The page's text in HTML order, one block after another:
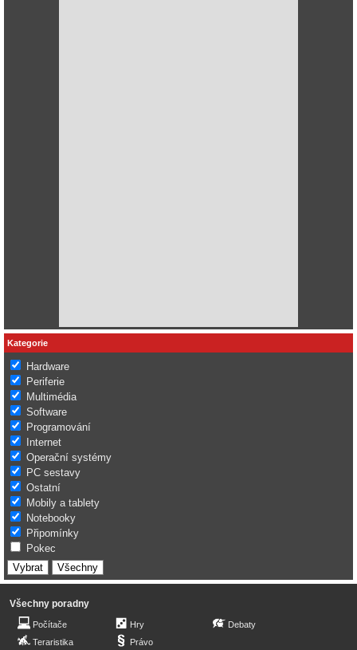
Kategorie
Hardware
Periferie
Multimédia
Software
Programování
Internet
Operační systémy
PC sestavy
Ostatní
Mobily a tablety
Notebooky
Připomínky
Pokec
Všechny poradny
Počítače
Teraristika
Hry
Právo
Debaty